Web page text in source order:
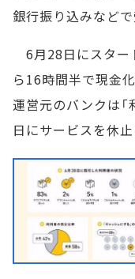
銀行振り込みなど
6月28日にスター
ら16時間半で現金
運営元のバンクは「
日にサービスを休止